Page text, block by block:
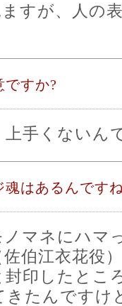
ますが、人の
ですか?
上手くないん
はあるんです
ノマネにハマ
伯江衣花役
印したとこ
きたんですけ